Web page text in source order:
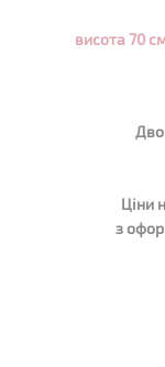
висота 70
Ціни
з